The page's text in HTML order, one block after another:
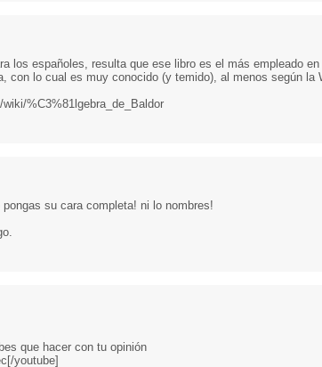
los españoles, resulta que ese libro es el más empleado
con lo cual es muy conocido (y temido), al menos según la
%C3%81lgebra_de_Baldor
pongas su cara completa! ni lo nombres!
que hacer con tu opinión
youtube]